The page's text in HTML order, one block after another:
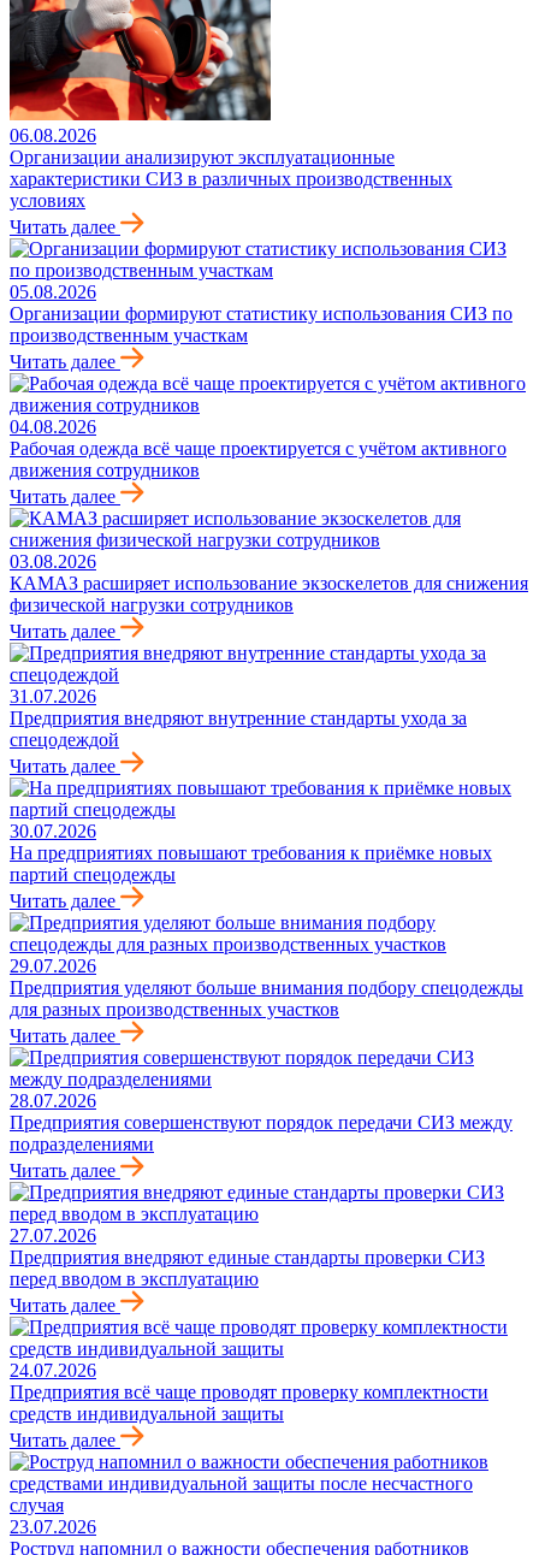
06.08.2026
Организации анализируют эксплуатационные
характеристики СИЗ в различных производственных
условиях
Читать далее
05.08.2026
Организации формируют статистику использования СИЗ по
производственным участкам
Читать далее
04.08.2026
Рабочая одежда всё чаще проектируется с учётом активного
движения сотрудников
Читать далее
03.08.2026
КАМАЗ расширяет использование экзоскелетов для снижения
физической нагрузки сотрудников
Читать далее
31.07.2026
Предприятия внедряют внутренние стандарты ухода за
спецодеждой
Читать далее
30.07.2026
На предприятиях повышают требования к приёмке новых
партий спецодежды
Читать далее
29.07.2026
Предприятия уделяют больше внимания подбору спецодежды
для разных производственных участков
Читать далее
28.07.2026
Предприятия совершенствуют порядок передачи СИЗ между
подразделениями
Читать далее
27.07.2026
Предприятия внедряют единые стандарты проверки СИЗ
перед вводом в эксплуатацию
Читать далее
24.07.2026
Предприятия всё чаще проводят проверку комплектности
средств индивидуальной защиты
Читать далее
23.07.2026
Роструд напомнил о важности обеспечения работников